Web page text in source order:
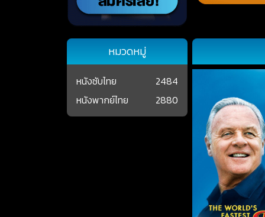
หมวดหมู่
หนังซับไทย
2484
หนังพากย์ไทย
2880